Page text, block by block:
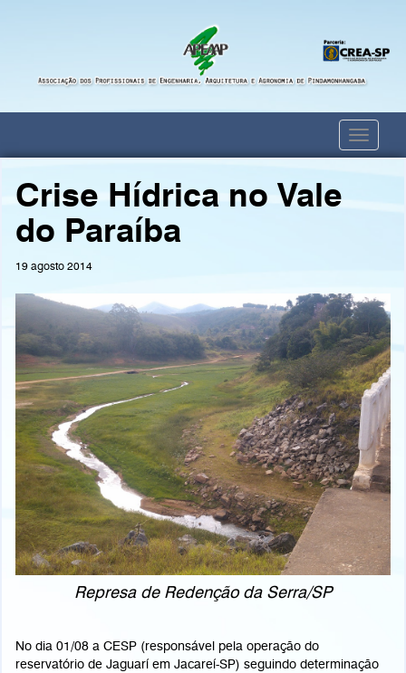
Toggle
Crise Hídrica no Vale
do Paraíba
19 agosto 2014
Represa de Redenção da Serra/SP
No dia 01/08 a CESP (responsável pela operação do
reservatório de Jaguarí em Jacareí-SP) seguindo determinação